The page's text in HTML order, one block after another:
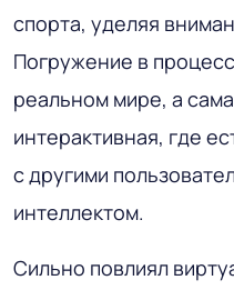
спорта, уделяя
Погружение в
реальном мире, а
интерактивная, где
с другими
интеллектом.
Сильно повлиял